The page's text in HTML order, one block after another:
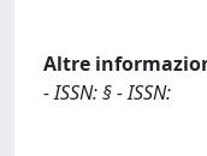
Altre
- ISSN: § - ISSN: